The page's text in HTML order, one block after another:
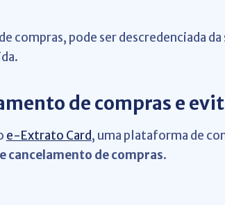
compras, pode ser descredenciada
de compras e
e-Extrato Card, uma plataforma de
cancelamento de compras.